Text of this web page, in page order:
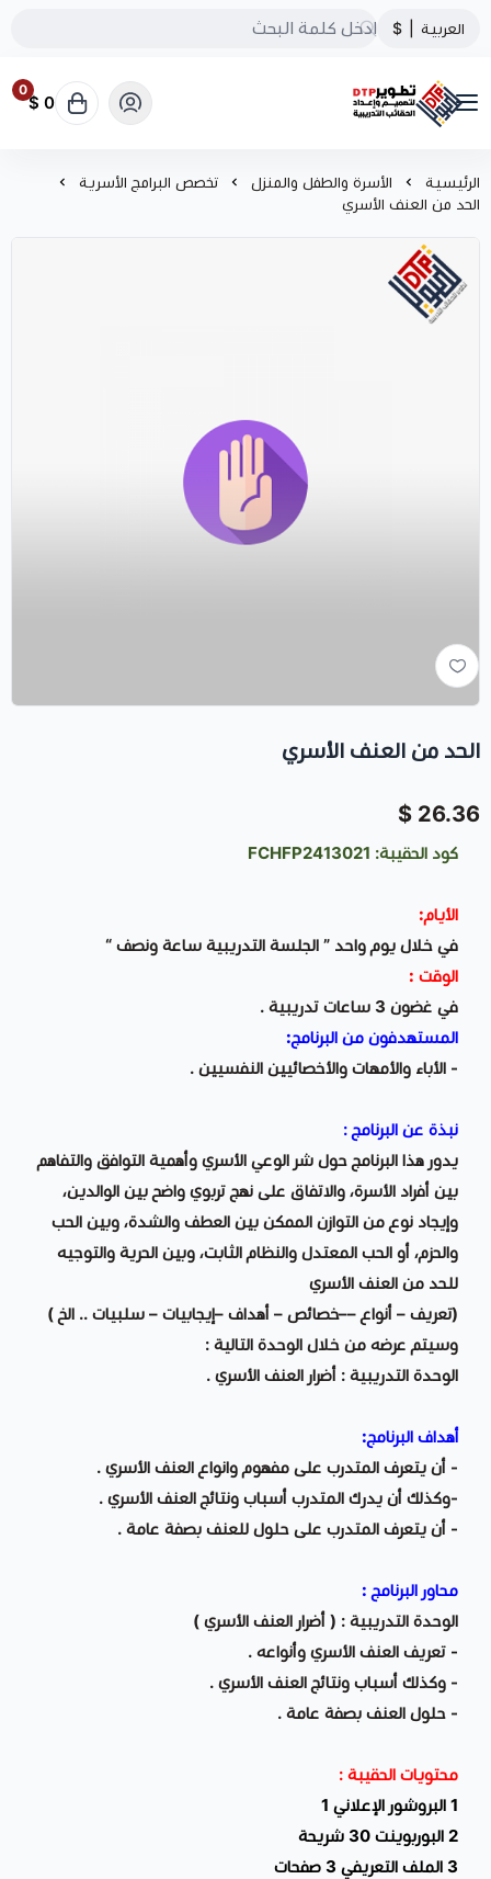
العربية $
تطوير الحقائب التدريبية
0
0 $
الرئيسية الأسرة والطفل والمنزل
تخصص البرامج الأسرية
الحد من العنف الأسري
الحد من العنف الأسري
26.36 $
كود الحقيبة: FCHFP2413021
الأيام:
في خلال يوم واحد ” الجلسة التدريبية ساعة ونصف “
الوقت :
في غضون 3 ساعات تدريبية .
المستهدفون من البرنامج:
- الأباء والأمهات والأخصائيين النفسيين .
نبذة عن البرنامج :
يدور هذا البرنامج حول شر الوعي الأسري وأهمية التوافق والتفاهم
بين أفراد الأسرة، والاتفاق على نهج تربوي واضح بين الوالدين،
وإيجاد نوع من التوازن الممكن بين العطف والشدة، وبين الحب
والحزم، أو الحب المعتدل والنظام الثابت، وبين الحرية والتوجيه
للحد من العنف الأسري
(تعريف – أنواع ––خصائص – أهداف –إيجابيات – سلبيات .. الخ )
وسيتم عرضه من خلال الوحدة التالية :
الوحدة التدريبية : أضرار العنف الأسري .
أهداف البرنامج:
- أن يتعرف المتدرب على مفهوم وانواع العنف الأسري .
-وكذلك أن يدرك المتدرب أسباب ونتائج العنف الأسري .
- أن يتعرف المتدرب على حلول للعنف بصفة عامة .
محاور البرنامج :
الوحدة التدريبية : ( أضرار العنف الأسري )
- تعريف العنف الأسري وأنواعه .
- وكذلك أسباب ونتائج العنف الأسري .
- حلول العنف بصفة عامة .
محتويات الحقيبة :
1 البروشور الإعلاني 1
2 البوربوينت 30 شريحة
3 الملف التعريفي 3 صفحات